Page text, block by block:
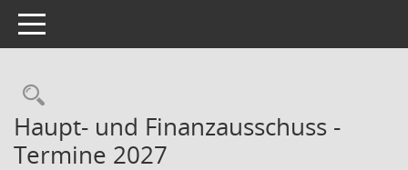
Toggle navigation
Rechercheauswahl
Haupt- und Finanzausschuss -
Termine 2027